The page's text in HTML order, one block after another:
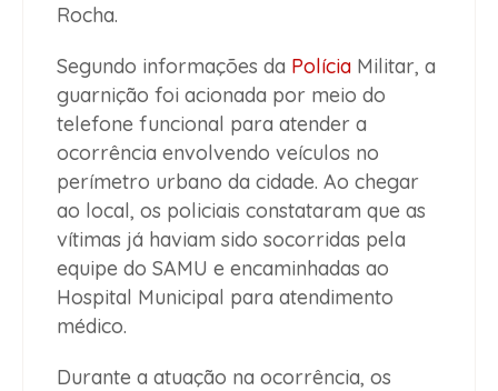
Rocha.
Segundo informações da Polícia Militar, a
guarnição foi acionada por meio do
telefone funcional para atender a
ocorrência envolvendo veículos no
perímetro urbano da cidade. Ao chegar
ao local, os policiais constataram que as
vítimas já haviam sido socorridas pela
equipe do SAMU e encaminhadas ao
Hospital Municipal para atendimento
médico.
Durante a atuação na ocorrência, os